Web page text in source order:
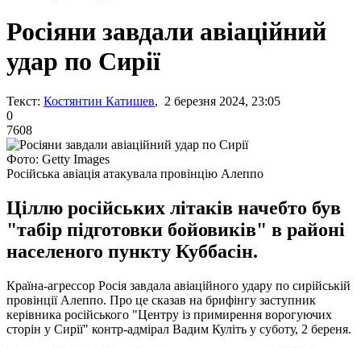
Росіяни завдали авіаційний
удар по Сирії
Текст: Костянтин Катишев, 2 березня 2024, 23:05
0
7608
Фото: Getty Images
Російська авіація атакувала провінцію Алеппо
Ціллю російських літаків начебто був
"табір підготовки бойовиків" в районі
населеного пункту Куббасін.
Країна-агрессор Росія завдала авіаційного удару по сирійській
провінції Алеппо. Про це сказав на брифінгу заступник
керівника російського "Центру із примирення ворогуючих
сторін у Сирії" контр-адмірал Вадим Куліть у суботу, 2 береня.